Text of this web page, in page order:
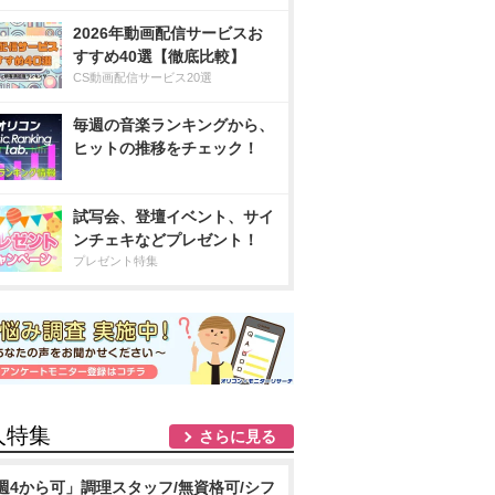
2026年動画配信サービスお
すすめ40選【徹底比較】
CS動画配信サービス20選
毎週の音楽ランキングから、
ヒットの推移をチェック！
試写会、登壇イベント、サイ
ンチェキなどプレゼント！
プレゼント特集
特集 さらに見る
4から可」調理スタッフ/無資格可/シフ